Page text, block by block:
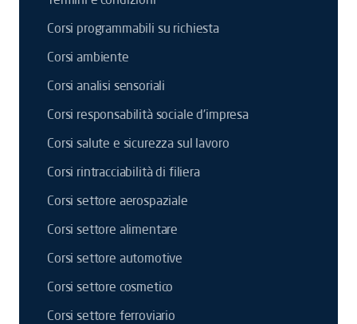
Corsi programmabili su richiesta
Corsi ambiente
Corsi analisi sensoriali
Corsi responsabilità sociale d'impresa
Corsi salute e sicurezza sul lavoro
Corsi rintracciabilità di filiera
Corsi settore aerospaziale
Corsi settore alimentare
Corsi settore automotive
Corsi settore cosmetico
Corsi settore ferroviario